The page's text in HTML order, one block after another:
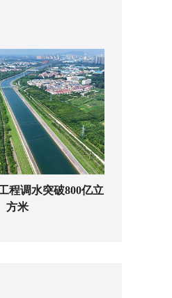
程调水突破800亿立
方米